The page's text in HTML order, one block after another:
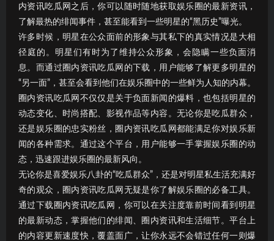
内资讯吃瓜网之后，你可以随时随地获取娱乐圈的最新资讯，
了解最热的绯闻事件，甚至能看到一些明星的“黑历史”曝光。
许多时候，明星在公众面前的形象与其私下的真实情况是大相
径庭的。明星们有时为了维持公众形象，会隐瞒一些负面消
息。而通过圈内资讯吃瓜网的下载，用户能够了解更多明星的
“另一面”，甚至会看到他们在娱乐圈中的一些鲜为人知的内幕。
圈内资讯吃瓜网不仅仅是关于负面新闻的爆料，也包括明星的
动态变化、时尚搭配、影视作品等内容。无论你是吃瓜群众，
还是娱乐圈的忠实粉丝，圈内资讯吃瓜网都能满足你对娱乐新
闻的各种需求。通过这个平台，用户能够一手掌握娱乐圈的动
态，迅速跟进娱乐圈的最新风向。
无论你是喜爱娱乐八卦的“吃瓜群众”，还是对明星私生活充满好
奇的观众，圈内资讯吃瓜网无疑是你了解娱乐圈的必备工具。
通过下载圈内资讯吃瓜网，你可以在关注度靠前时间看到明星
的最新动态，掌握他们的绯闻、圈内资讯和生活细节。平台上
的内容更新速度快，覆盖面广，让你永远不会错过任何一则爆